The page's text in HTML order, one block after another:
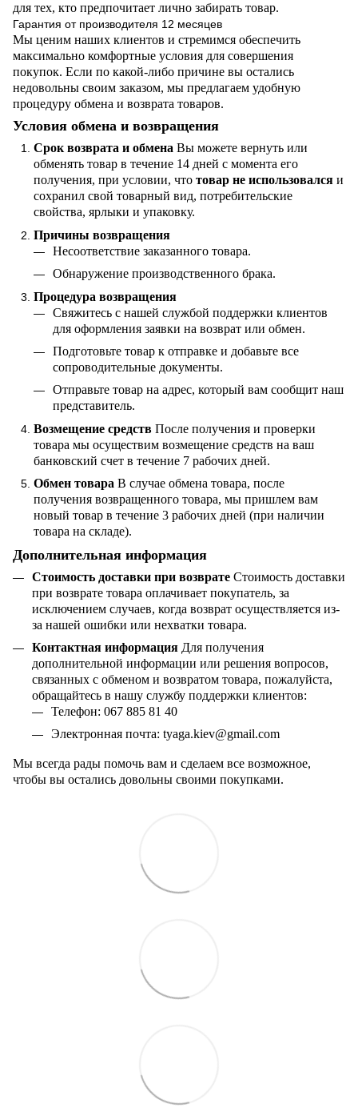
для тех, кто предпочитает лично забирать товар.
Гарантия от производителя 12 месяцев
Мы ценим наших клиентов и стремимся обеспечить
максимально комфортные условия для совершения
покупок. Если по какой-либо причине вы остались
недовольны своим заказом, мы предлагаем удобную
процедуру обмена и возврата товаров.
Условия обмена и возвращения
Срок возврата и обмена Вы можете вернуть или
обменять товар в течение 14 дней с момента его
получения, при условии, что товар не использовался и
сохранил свой товарный вид, потребительские
свойства, ярлыки и упаковку.
Причины возвращения
Несоответствие заказанного товара.
Обнаружение производственного брака.
Процедура возвращения
Свяжитесь с нашей службой поддержки клиентов
для оформления заявки на возврат или обмен.
Подготовьте товар к отправке и добавьте все
сопроводительные документы.
Отправьте товар на адрес, который вам сообщит наш
представитель.
Возмещение средств После получения и проверки
товара мы осуществим возмещение средств на ваш
банковский счет в течение 7 рабочих дней.
Обмен товара В случае обмена товара, после
получения возвращенного товара, мы пришлем вам
новый товар в течение 3 рабочих дней (при наличии
товара на складе).
Дополнительная информация
Стоимость доставки при возврате Стоимость доставки
при возврате товара оплачивает покупатель, за
исключением случаев, когда возврат осуществляется из-
за нашей ошибки или нехватки товара.
Контактная информация Для получения
дополнительной информации или решения вопросов,
связанных с обменом и возвратом товара, пожалуйста,
обращайтесь в нашу службу поддержки клиентов:
Телефон: 067 885 81 40
Электронная почта: tyaga.kiev@gmail.com
Мы всегда рады помочь вам и сделаем все возможное,
чтобы вы остались довольны своими покупками.